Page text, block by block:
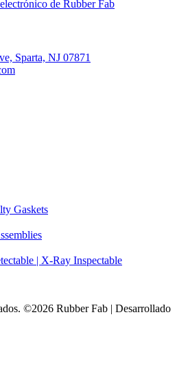
de Rubber Fab
Sparta, NJ 07871
Gaskets
| X-Ray Inspectable
©2026 Rubber Fab | Desarrollado